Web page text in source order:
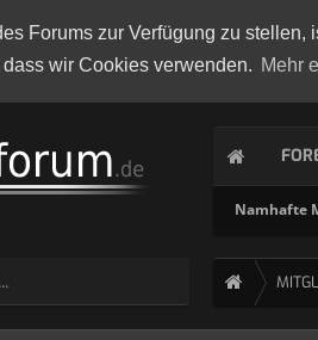
Forums zur Verfügung zu
wir Cookies verwenden. Mehr
Namhafte